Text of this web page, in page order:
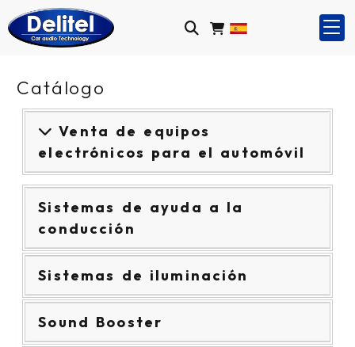
Catálogo
Venta de equipos
electrónicos para el automóvil
Sistemas de ayuda a la
conducción
Sistemas de iluminación
Sound Booster